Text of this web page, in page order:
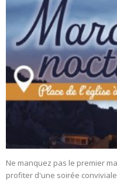
Ne manquez pas le premier
profiter d'une soirée